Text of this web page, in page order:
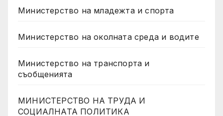
Министерство на младежта и спорта
Министерство на околната среда и водите
Министерство на транспорта и
съобщенията
МИНИСТЕРСТВО НА ТРУДА И
СОЦИАЛНАТА ПОЛИТИКА